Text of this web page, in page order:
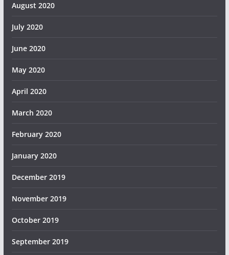
August 2020
July 2020
June 2020
May 2020
April 2020
March 2020
February 2020
January 2020
December 2019
November 2019
October 2019
September 2019